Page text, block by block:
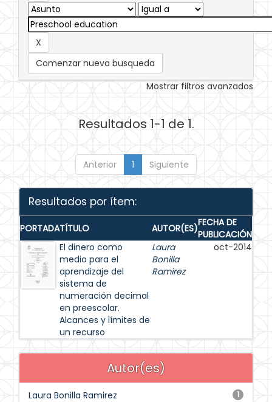
Comenzar nueva busqueda
Mostrar filtros avanzados
Resultados 1-1 de 1.
Anterior 1 Siguiente
Resultados por ítem:
PORTADATÍTULO AUTOR(ES)FECHA DE
PUBLICACIÓN
El dinero como
medio para el
aprendizaje del
sistema de
numeración decimal
en preescolar.
Alcances y límites de
un recurso
Laura
Bonilla
Ramirez
oct-2014
Autor(es)
1
Laura Bonilla Ramirez